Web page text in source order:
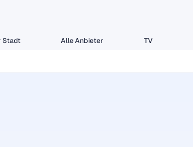
Stadt Alle Anbieter TV